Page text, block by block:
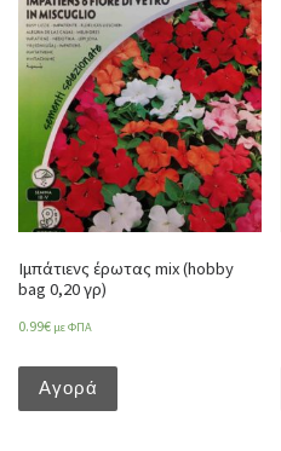
Ιμπάτιενς έρωτας mix (hobby
bag 0,20 γρ)
0.99€ με ΦΠΑ
Αγορά